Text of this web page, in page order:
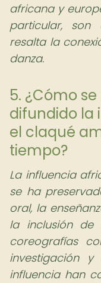
africana y
particular, son
resalta la
danza.
5. ¿Cómo
difundido la
el claqué
tiempo?
La influencia
se ha
oral, la
la inclusión de
coreografías
investigación
influencia han